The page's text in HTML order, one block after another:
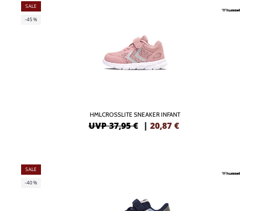
SALE
-45%
HMLCROSSLITE SNEAKER INFANT
UVP 37,95 € | 20,87 €
SALE
-40%